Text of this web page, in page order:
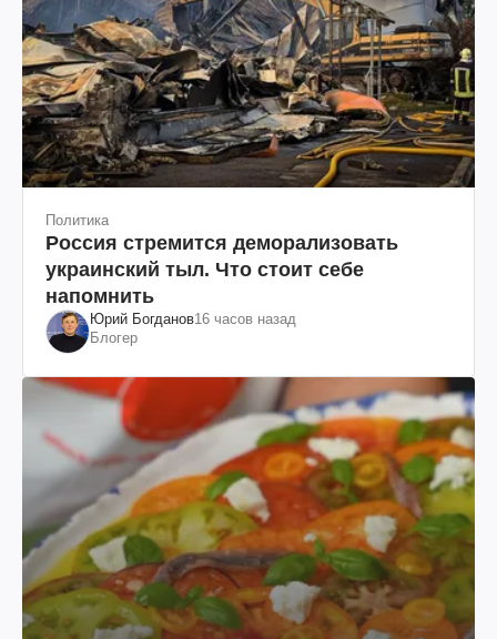
Политика
Россия стремится деморализовать
украинский тыл. Что стоит себе
напомнить
Юрий Богданов16 часов назад
Блогер